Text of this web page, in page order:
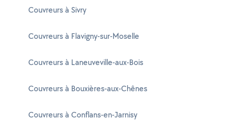
Couvreurs à Sivry
Couvreurs à Flavigny-sur-Moselle
Couvreurs à Laneuveville-aux-Bois
Couvreurs à Bouxières-aux-Chênes
Couvreurs à Conflans-en-Jarnisy